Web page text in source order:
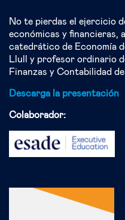
No te pierdas el ejercicio
económicas y financieras,
catedrático de Economía
Llull y profesor ordinario
Finanzas y Contabilidad
Descarga la presentación
Colaborador: